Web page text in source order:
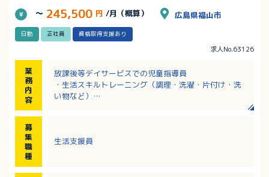
～ 245,500 円 /月（概算） 広島県福山市
日勤 正社員 資格取得支援あり
求人No.63126
業
務
内
容
放課後等デイサービスでの児童指導員
・生活スキルトレーニング（調理・洗濯・片付け・洗
い物など）
募
集
職
種
生活支援員